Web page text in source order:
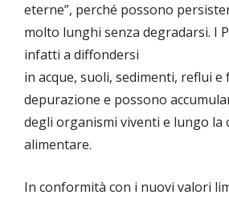
eterne”, perché possono
molto lunghi senza degradarsi. I
infatti a diffondersi
in acque, suoli, sedimenti, reflui e
depurazione e possono
degli organismi viventi e lungo la
alimentare.
In conformità con i nuovi valori